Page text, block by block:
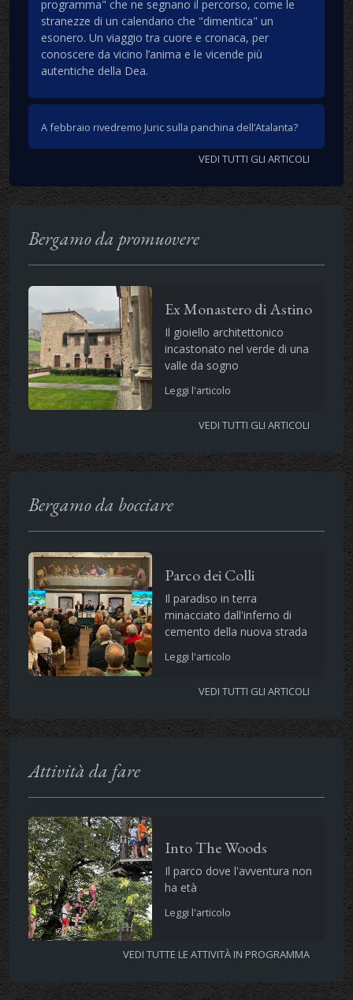
programma" che ne segnano il percorso, come le
stranezze di un calendario che "dimentica" un
esonero. Un viaggio tra cuore e cronaca, per
conoscere da vicino l’anima e le vicende più
autentiche della Dea.
A febbraio rivedremo Juric sulla panchina dell’Atalanta?
VEDI TUTTI GLI ARTICOLI
Bergamo da promuovere
Ex Monastero di Astino
Il gioiello architettonico
incastonato nel verde di una
valle da sogno
Leggi l'articolo
VEDI TUTTI GLI ARTICOLI
Bergamo da bocciare
Parco dei Colli
Il paradiso in terra
minacciato dall'inferno di
cemento della nuova strada
Leggi l'articolo
VEDI TUTTI GLI ARTICOLI
Attività da fare
Into The Woods
Il parco dove l'avventura non
ha età
Leggi l'articolo
VEDI TUTTE LE ATTIVITÀ IN PROGRAMMA